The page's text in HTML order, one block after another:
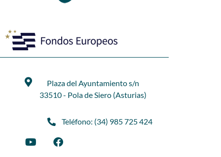
Plaza del Ayuntamiento s/n
33510 - Pola de Siero (Asturias)
Teléfono: (34) 985 725 424